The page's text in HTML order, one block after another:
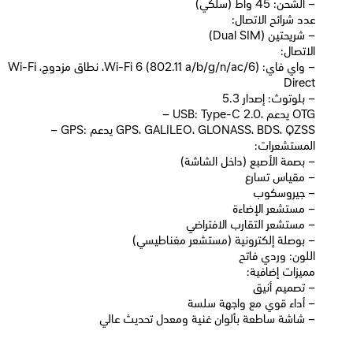
– الشحن: 45 واط (سلكي)
عدد شرائح الاتصال:
– شريحتين (Dual SIM)
الاتصال:
– واي فاي: Wi-Fi 6 (802.11 a/b/g/n/ac/6)، نطاق مزدوج، Wi-Fi
Direct
– بلوتوث: إصدار 5.3
– USB: Type-C 2.0، يدعم OTG
– GPS: يدعم GPS، GALILEO، GLONASS، BDS، QZSS
المستشعرات:
– بصمة الأصبع (داخل الشاشة)
– مقياس تسارع
– جيروسكوب
– مستشعر الإضاءة
– مستشعر التقارب الافتراضي
– بوصلة إلكترونية (مستشعر مغناطيسي)
اللون: وردي فاتح
مميزات إضافية:
– تصميم أنيق
– أداء قوي مع واجهة سلسة
– شاشة ساطعة بألوان غنية ومعدل تحديث عالي